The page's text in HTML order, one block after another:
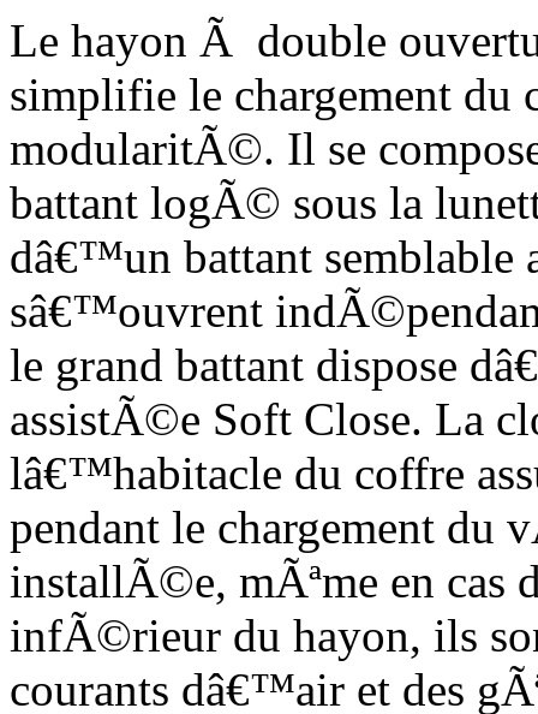
Le hayon Ã double
simplifie le chargement du
modularitÃ©. Il se
battant logÃ© sous la
dâ€™un battant
sâ€™ouvrent
le grand battant dispose
assistÃ©e Soft Close. La
lâ€™habitacle du coffre
pendant le chargement
installÃ©e, mÃªme en cas
infÃ©rieur du hayon, ils
courants dâ€™air et des